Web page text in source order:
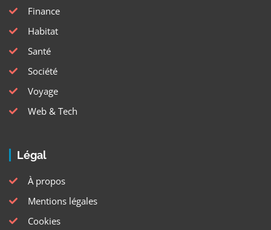
Finance
Habitat
Santé
Société
Voyage
Web & Tech
Légal
À propos
Mentions légales
Cookies